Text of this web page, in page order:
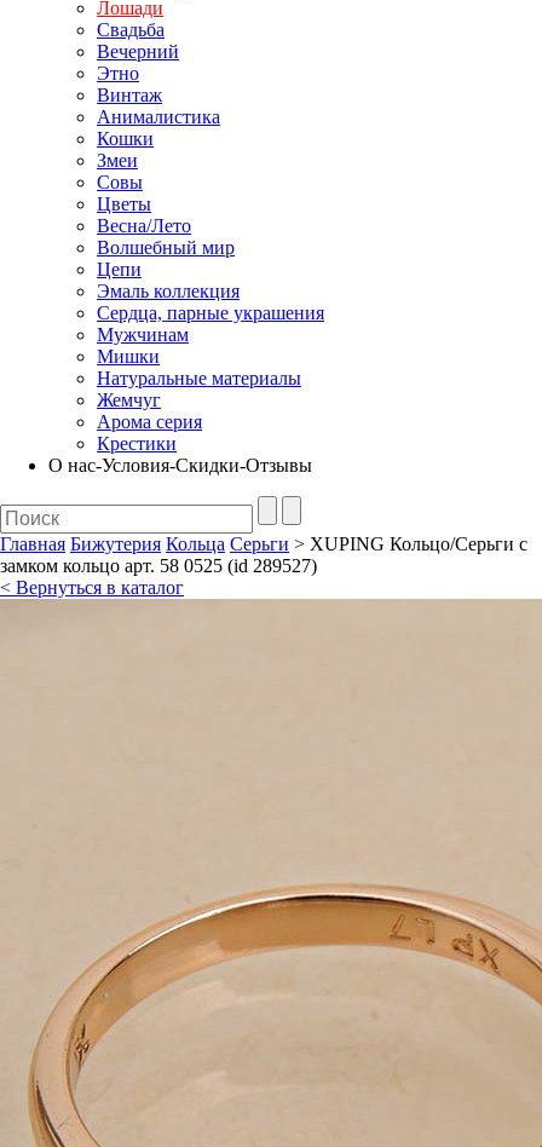
Лошади
Свадьба
Вечерний
Этно
Винтаж
Анималистика
Кошки
Змеи
Совы
Цветы
Весна/Лето
Волшебный мир
Цепи
Эмаль коллекция
Сердца, парные украшения
Мужчинам
Мишки
Натуральные материалы
Жемчуг
Арома серия
Крестики
О нас-Условия-Скидки-Отзывы
Главная Бижутерия Кольца Серьги > XUPING Кольцо/Серьги с
замком кольцо арт. 58 0525 (id 289527)
< Вернуться в каталог